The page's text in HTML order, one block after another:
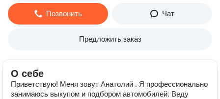
Позвонить Чат
Предложить заказ
О себе
Приветствую! Меня зовут Анатолий . Я профессионально
занимаюсь выкупом и подбором автомобилей. Веду